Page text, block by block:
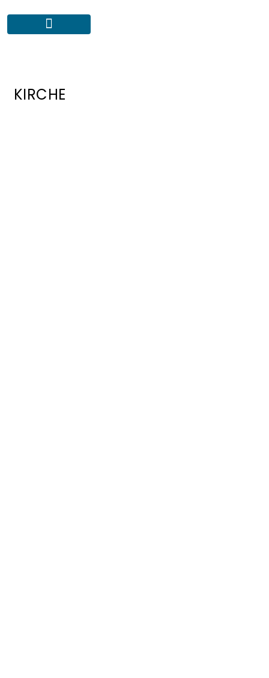
KIRCHE